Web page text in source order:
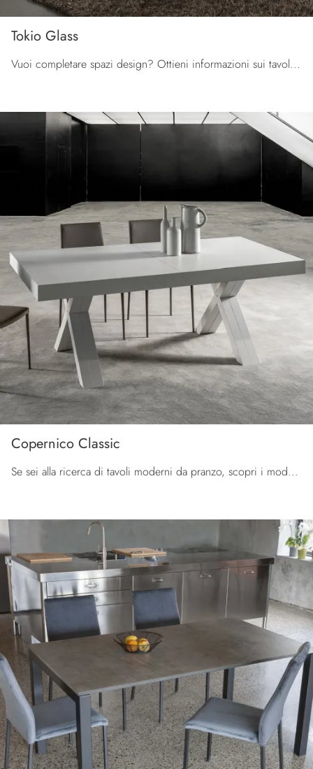
Tokio Glass
Vuoi completare spazi design? Ottieni informazioni sui tavoli design allungabili: il modello da pranzo Tokio Glass ti sta aspettando.
Copernico Classic
Se sei alla ricerca di tavoli moderni da pranzo, scopri i modelli allungabili di La Seggiola: clicca e scopri il modello Copernico Classic in ...